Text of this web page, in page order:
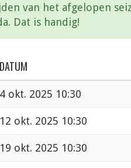
van het afgelopen
Dat is handig!
DATUM
4 okt. 2025 10:30
12 okt. 2025 10:30
19 okt. 2025 10:30